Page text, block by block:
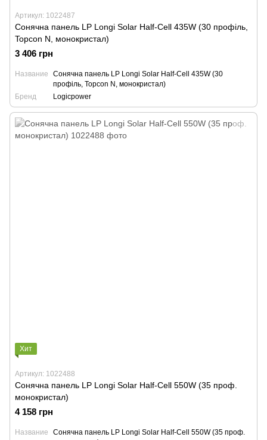
Артикул: 1022487
Сонячна панель LP Longi Solar Half-Cell 435W (30 профіль,
Topcon N, монокристал)
3 406 грн
Название
Сонячна панель LP Longi Solar Half-Cell 435W (30
профіль, Topcon N, монокристал)
Бренд
Logicpower
Хит
Артикул: 1022488
Сонячна панель LP Longi Solar Half-Cell 550W (35 проф.
монокристал)
4 158 грн
Название
Сонячна панель LP Longi Solar Half-Cell 550W (35 проф.